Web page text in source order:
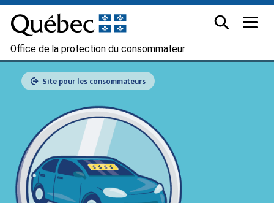
Office de la protection du consommateur
Site pour les consommateurs